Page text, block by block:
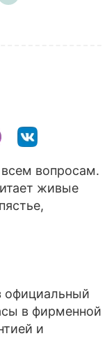
вопросам.
живые
официальный
в фирменной
и